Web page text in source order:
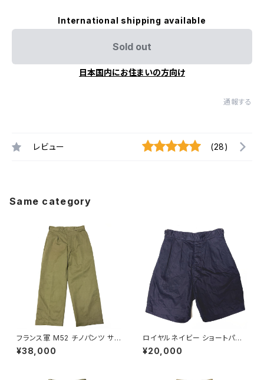
International shipping available
Sold out
日本国内にお住まいの方向け
通報する
レビュー (28)
Same category
フランス軍 M52 チノパンツ サイ
ズ 22 初期モデル French Arm
y Chino Pants M45/52 Earl
¥38,000
ロイヤルネイビー ショートパン
ツ Royal Navy Shorts Blue
Drill Tropical N P
¥20,000